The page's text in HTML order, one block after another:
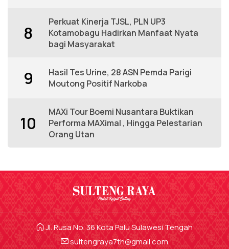
8
Perkuat Kinerja TJSL, PLN UP3
Kotamobagu Hadirkan Manfaat Nyata
bagi Masyarakat
9
Hasil Tes Urine, 28 ASN Pemda Parigi
Moutong Positif Narkoba
10
MAXi Tour Boemi Nusantara Buktikan
Performa MAXimal , Hingga Pelestarian
Orang Utan
Jl. Rusa No. 36 Kota Palu Sulawesi Tengah
sultengraya7th@gmail.com